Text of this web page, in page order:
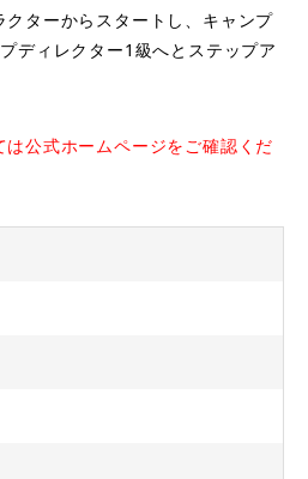
クターからスタートし、キャンプ
ディレクター1級へとステップア
公式ホームページをご確認くだ